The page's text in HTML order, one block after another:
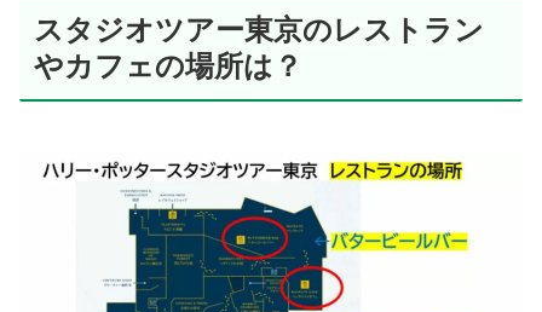
スタジオツアー東京のレストラン
やカフェの場所は？